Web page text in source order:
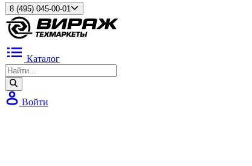
8 (495) 045-00-01
Каталог
Войти